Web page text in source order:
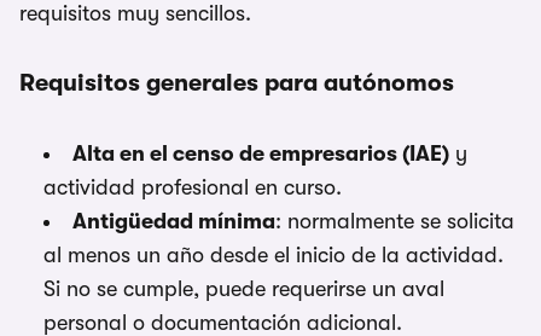
requisitos muy sencillos.
Requisitos generales para autónomos
Alta en el censo de empresarios (IAE) y
actividad profesional en curso.
Antigüedad mínima: normalmente se solicita
al menos un año desde el inicio de la actividad.
Si no se cumple, puede requerirse un aval
personal o documentación adicional.